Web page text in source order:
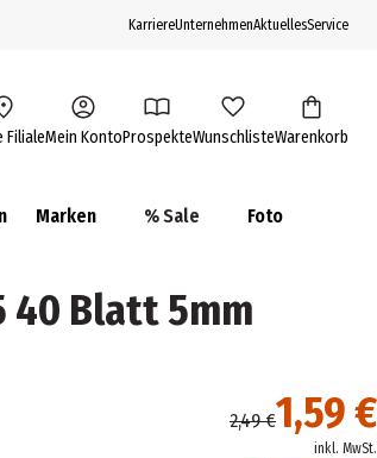
KarriereUnternehmenAktuellesService
FilialeMein KontoProspekteWunschlisteWarenkorb
Marken % Sale Foto
40 Blatt 5mm
1,59 €
2,49 €
inkl. MwSt.